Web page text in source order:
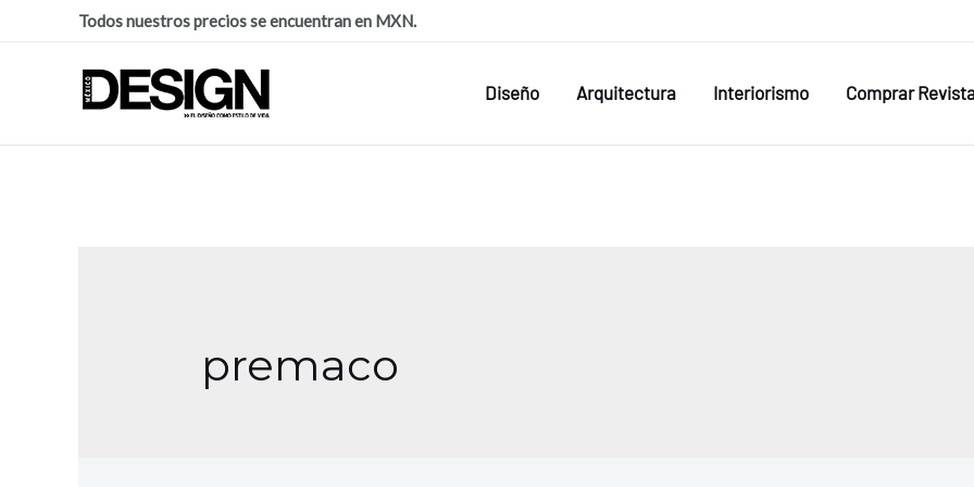
Todos nuestros precios se encuentran en MXN.
Diseño Arquitectura Interiorismo Comprar
premaco